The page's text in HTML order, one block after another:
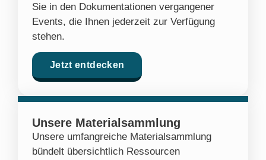
Sie in den Dokumentationen vergangener
Events, die Ihnen jederzeit zur Verfügung
stehen.
Jetzt entdecken
Unsere Materialsammlung
Unsere umfangreiche Materialsammlung
bündelt übersichtlich Ressourcen